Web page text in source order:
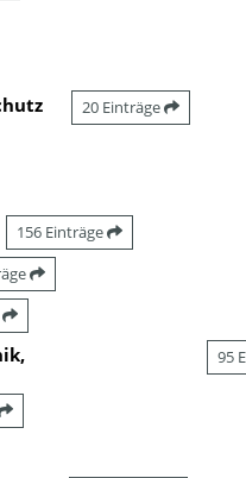
20 Einträge
156 Einträge
95